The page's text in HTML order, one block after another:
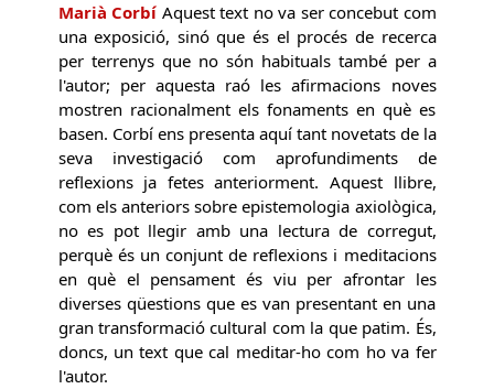
Marià Corbí Aquest text no va ser concebut com
una exposició, sinó que és el procés de recerca
per terrenys que no són habituals també per a
l'autor; per aquesta raó les afirmacions noves
mostren racionalment els fonaments en què es
basen. Corbí ens presenta aquí tant novetats de la
seva investigació com aprofundiments de
reflexions ja fetes anteriorment. Aquest llibre,
com els anteriors sobre epistemologia axiològica,
no es pot llegir amb una lectura de corregut,
perquè és un conjunt de reflexions i meditacions
en què el pensament és viu per afrontar les
diverses qüestions que es van presentant en una
gran transformació cultural com la que patim. És,
doncs, un text que cal meditar-ho com ho va fer
l'autor.